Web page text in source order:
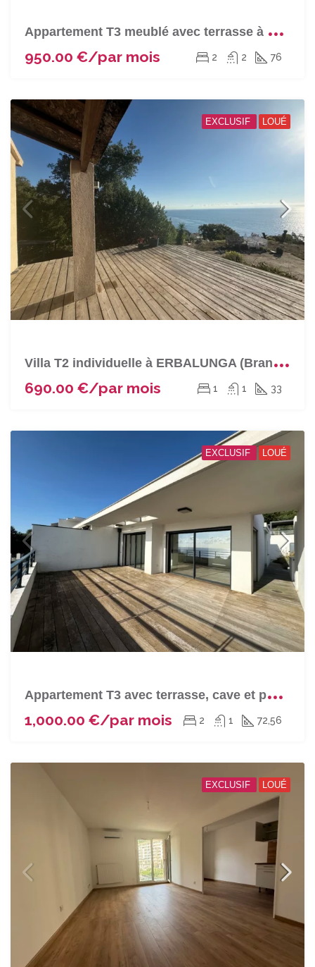
A
ppartement T3 meublé avec terrasse à BASTIA (Fango)
950.00 €/par mois 2 2 76
EXCLUSIF LOUÉ
V
illa T2 individuelle à ERBALUNGA (Brando)
690.00 €/par mois 1 1 33
EXCLUSIF LOUÉ
A
ppartement T3 avec terrasse, cave et parking couvert à VILLE DI PIETRABUNO
1,000.00 €/par mois 2 1 72,56
EXCLUSIF LOUÉ